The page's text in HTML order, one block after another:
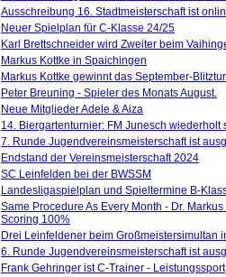
Ausschreibung 16. Stadtmeisterschaft ist
Neuer Spielplan für C-Klasse 24/25
Karl Brettschneider wird Zweiter beim
Markus Kottke in Spaichingen
Markus Kottke gewinnt das September-
Peter Breuning - Spieler des Monats August.
Neue Mitglieder Adele & Aiza
14. Biergartenturnier: FM Junesch wiederholt
7. Runde Jugendvereinsmeisterschaft ist
Endstand der Vereinsmeisterschaft 2024
SC Leinfelden bei der BWSSM
Landesligaspielplan und Spieltermine B-
Same Procedure As Every Month - Dr.
Scoring 100%
Drei Leinfeldener beim Großmeistersimultan
6. Runde Jugendvereinsmeisterschaft ist
Frank Gehringer ist C-Trainer - Leistungssport